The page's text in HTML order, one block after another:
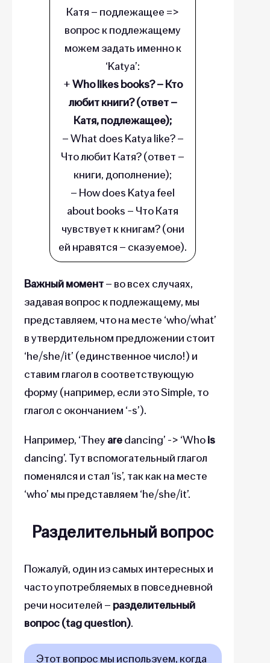
Катя – подлежащее =>
вопрос к подлежащему
можем задать именно к
‘Katya’:
+Who likes books? – Кто
любит книги? (ответ –
Катя, подлежащее);
– What does Katya like? –
Что любит Катя? (ответ –
книги, дополнение);
– How does Katya feel
about books – Что Катя
чувствует к книгам? (они
ей нравятся – сказуемое).
Важный момент– во всех случаях,
задавая вопрос к подлежащему, мы
представляем, что на месте ‘who/what’
в утвердительном предложении стоит
‘he/she/it’ (единственное число!) и
ставим глагол в соответствующую
форму (например, если это Simple, то
глагол с окончанием ‘-s’).
Например, ‘They aredancing’ -> ‘Whois
dancing’. Тут вспомогательный глагол
поменялся и стал ‘is’, так как на месте
‘who’ мы представляем ‘he/she/it’.
Разделительный вопрос
Пожалуй, один из самых интересных и
часто употребляемых в повседневной
речи носителей – разделительный
вопрос (tag question).
Этот вопрос мы используем, когда